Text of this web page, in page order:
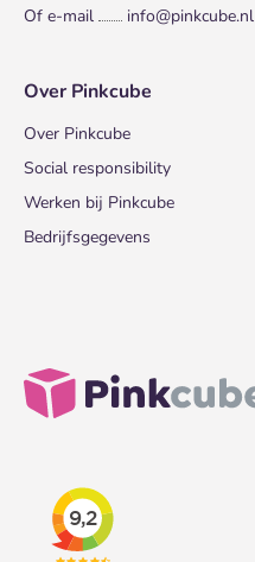
Of e-mail
info@pinkcube.nl
Over Pinkcube
Over Pinkcube
Social responsibility
Werken bij Pinkcube
Bedrijfsgegevens